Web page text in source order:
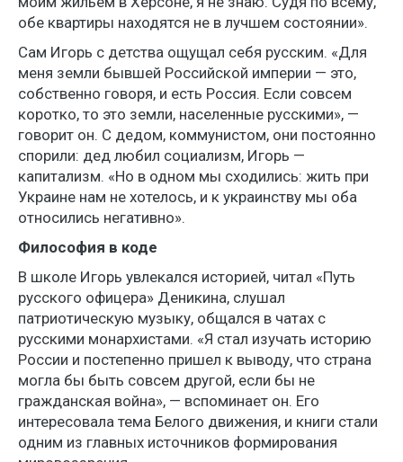
обе квартиры находятся не в лучшем состоянии».
Сам Игорь с детства ощущал себя русским. «Для
меня земли бывшей Российской империи — это,
собственно говоря, и есть Россия. Если совсем
коротко, то это земли, населенные русскими», —
говорит он. С дедом, коммунистом, они постоянно
спорили: дед любил социализм, Игорь —
капитализм. «Но в одном мы сходились: жить при
Украине нам не хотелось, и к украинству мы оба
относились негативно».
Философия в коде
В школе Игорь увлекался историей, читал «Путь
русского офицера» Деникина, слушал
патриотическую музыку, общался в чатах с
русскими монархистами. «Я стал изучать историю
России и постепенно пришел к выводу, что страна
могла бы быть совсем другой, если бы не
гражданская война», — вспоминает он. Его
интересовала тема Белого движения, и книги стали
одним из главных источников формирования